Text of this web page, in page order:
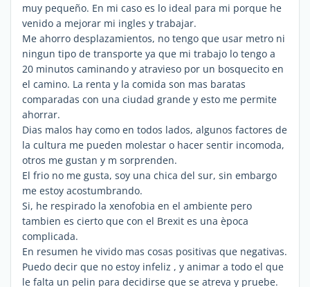
muy pequeño. En mi caso es lo ideal para mi porque he
venido a mejorar mi ingles y trabajar.
Me ahorro desplazamientos, no tengo que usar metro ni
ningun tipo de transporte ya que mi trabajo lo tengo a
20 minutos caminando y atravieso por un bosquecito en
el camino. La renta y la comida son mas baratas
comparadas con una ciudad grande y esto me permite
ahorrar.
Dias malos hay como en todos lados, algunos factores de
la cultura me pueden molestar o hacer sentir incomoda,
otros me gustan y m sorprenden.
El frio no me gusta, soy una chica del sur, sin embargo
me estoy acostumbrando.
Si, he respirado la xenofobia en el ambiente pero
tambien es cierto que con el Brexit es una època
complicada.
En resumen he vivido mas cosas positivas que negativas.
Puedo decir que no estoy infeliz , y animar a todo el que
le falta un pelin para decidirse que se atreva y pruebe.